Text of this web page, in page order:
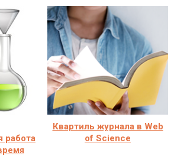
работа
Квартиль журнала в Web
of Science